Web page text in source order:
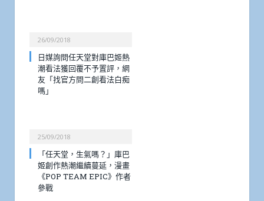
26/09/2018
日媒詢問任天堂對庫巴姬熱
潮看法獲回覆不予置評，網
友「找官方問二創看法白痴
嗎」
25/09/2018
「任天堂，生氣嗎？」庫巴
姬創作熱潮繼續蔓延，漫畫
《POP TEAM EPIC》作者
參戰